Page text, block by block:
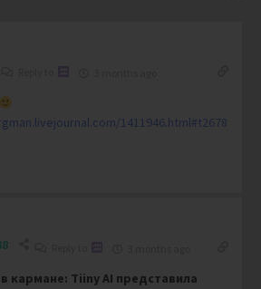
1411946.html#t2678
кармане: Tiiny AI представила